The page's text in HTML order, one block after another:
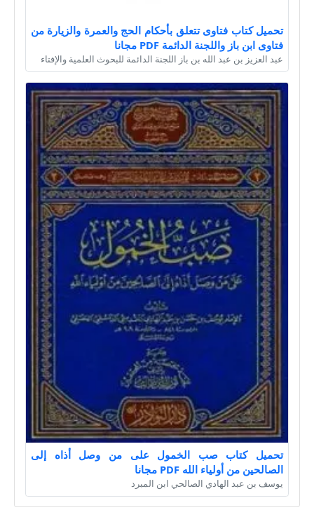
تحميل كتاب فتاوى تتعلق بأحكام الحج والعمرة والزيارة من
فتاوى ابن باز واللجنة الدائمة PDF مجانا
عبد العزيز بن عبد الله بن باز اللجنة الدائمة للبحوث العلمية والإفتاء
تحميل كتاب صب الخمول على من وصل أذاه إلى
الصالحين من أولياء الله PDF مجانا
يوسف بن عبد الهادي الصالحي ابن المبرد